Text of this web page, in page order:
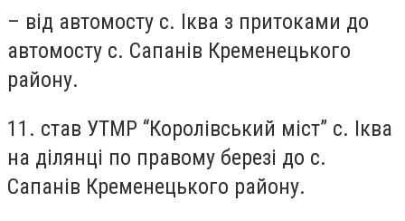
– від автомосту с. Іква з притоками до
автомосту с. Сапанів Кременецького
району.
11. став УТМР “Королівський міст” с. Іква
на ділянці по правому березі до с.
Сапанів Кременецького району.